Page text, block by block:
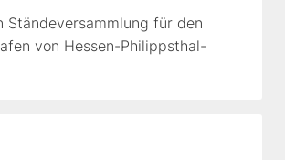
Ständeversammlung für den
von Hessen-Philippsthal-